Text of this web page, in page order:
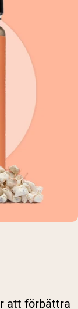
att förbättra